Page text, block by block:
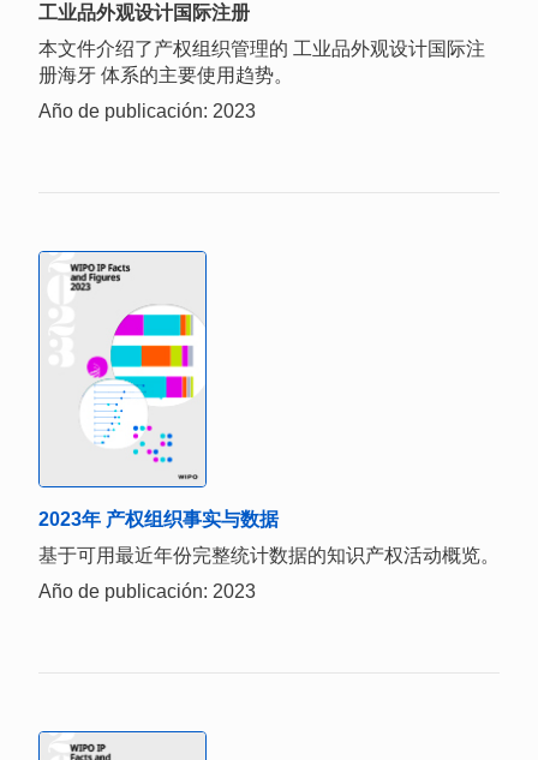
工业品外观设计国际注册
本文件介绍了产权组织管理的 工业品外观设计国际注
册海牙 体系的主要使用趋势。
Año de publicación: 2023
2023年 产权组织事实与数据
基于可用最近年份完整统计数据的知识产权活动概览。
Año de publicación: 2023